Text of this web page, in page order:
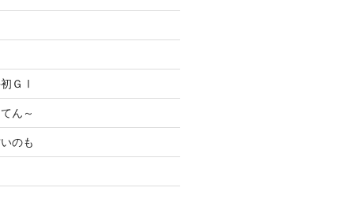
ＧⅠ
ん～
のも